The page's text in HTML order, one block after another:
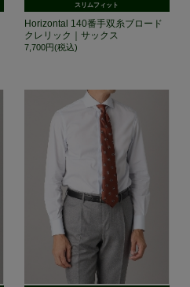
スリムフィット
Horizontal 140番手双糸ブロード
クレリック｜サックス
7,700円(税込)